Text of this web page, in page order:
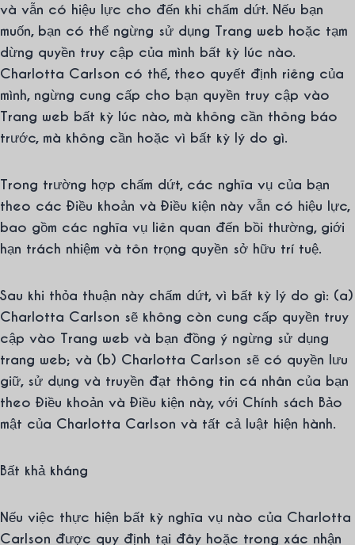
và vẫn có hiệu lực cho đến khi chấm dứt. Nếu bạn
muốn, bạn có thể ngừng sử dụng Trang web hoặc tạm
dừng quyền truy cập của mình bất kỳ lúc nào.
Charlotta Carlson có thể, theo quyết định riêng của
mình, ngừng cung cấp cho bạn quyền truy cập vào
Trang web bất kỳ lúc nào, mà không cần thông báo
trước, mà không cần hoặc vì bất kỳ lý do gì.
Trong trường hợp chấm dứt, các nghĩa vụ của bạn
theo các Điều khoản và Điều kiện này vẫn có hiệu lực,
bao gồm các nghĩa vụ liên quan đến bồi thường, giới
hạn trách nhiệm và tôn trọng quyền sở hữu trí tuệ.
Sau khi thỏa thuận này chấm dứt, vì bất kỳ lý do gì: (a)
Charlotta Carlson sẽ không còn cung cấp quyền truy
cập vào Trang web và bạn đồng ý ngừng sử dụng
trang web; và (b) Charlotta Carlson sẽ có quyền lưu
giữ, sử dụng và truyền đạt thông tin cá nhân của bạn
theo Điều khoản và Điều kiện này, với Chính sách Bảo
mật của Charlotta Carlson và tất cả luật hiện hành.
Bất khả kháng
Nếu việc thực hiện bất kỳ nghĩa vụ nào của Charlotta
Carlson được quy định tại đây hoặc trong xác nhận